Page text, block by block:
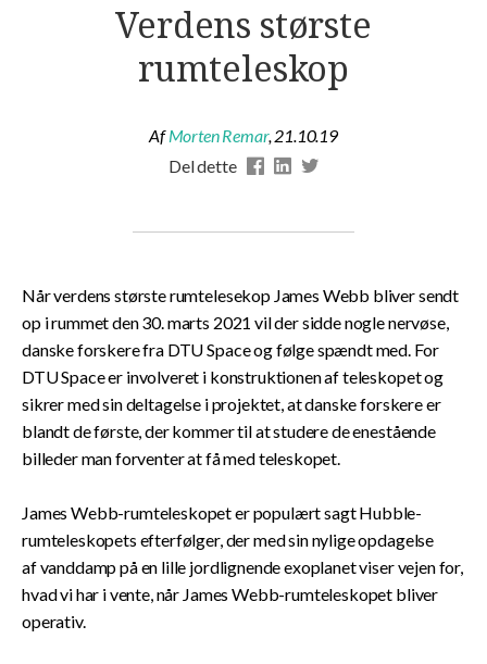
Verdens største
rumteleskop
AfMorten Remar,21.10.19
Del dette
Når verdens største rumtelesekop James Webb bliver sendt
op i rummet den 30. marts 2021 vil der sidde nogle nervøse,
danske forskere fra DTU Space og følge spændt med. For
DTU Space er involveret i konstruktionen af teleskopet og
sikrer med sin deltagelse i projektet, at danske forskere er
blandt de første, der kommer til at studere de enestående
billeder man forventer at få med teleskopet.
James Webb-rumteleskopet er populært sagt Hubble-
rumteleskopets efterfølger, der med sin nylige opdagelse
af vanddamp på en lille jordlignende exoplanet viser vejen for,
hvad vi har i vente, når James Webb-rumteleskopet bliver
operativ.